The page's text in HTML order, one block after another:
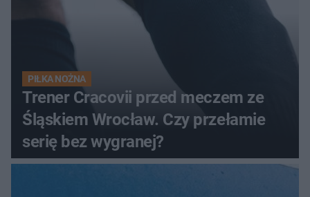
PIŁKA NOŻNA
Trener Cracovii przed meczem ze
Śląskiem Wrocław. Czy przełamie
serię bez wygranej?